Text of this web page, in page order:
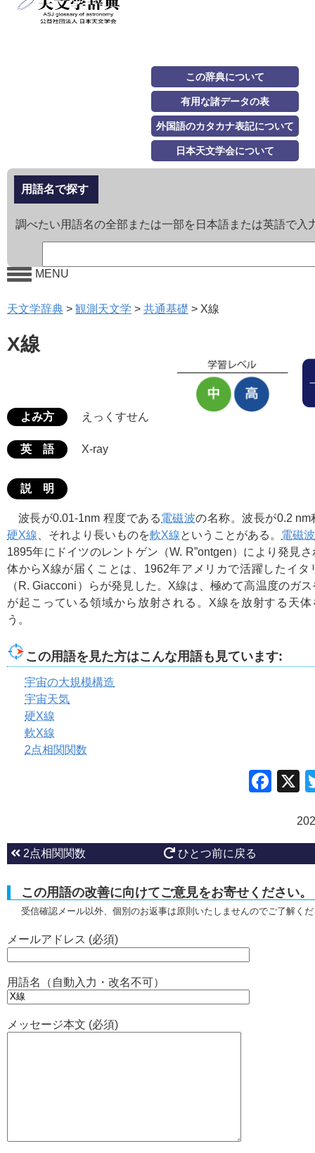
この辞典について
有用な諸データの表
外国語のカタカナ表記について
日本天文学会について
用語名で探す
調べたい用語名の全部または一部を日本語または英語で入
MENU
天文学辞典 > 観測天文学 > 共通基礎 > X線
X線
よみ方 えっくすせん
英 語 X-ray
説 明
波長が0.01-1nm 程度である電磁波の名称。波長が0.2
硬X線 、それより長いものを軟X線ということがある。 電磁波
1895年にドイツのレントゲン（W. R”ontgen）により発見
体からX線が届くことは、1962年アメリカで活躍したイタ
（R. Giacconi）らが発見した。X線は、極めて高温度のガ
が起こっている領域から放射される。X線を放射する天
う。
この用語を見た方はこんな用語も見ています:
宇宙の大規模構造
宇宙天気
硬X線
軟X線
2点相関関数
2点相関関数 ひとつ前に戻る
この用語の改善に向けてご意見をお寄せください。
受信確認メール以外、個別のお返事は原則いたしませんのでご了解く
メールアドレス (必須)
用語名（自動入力・改名不可）
メッセージ本文 (必須)